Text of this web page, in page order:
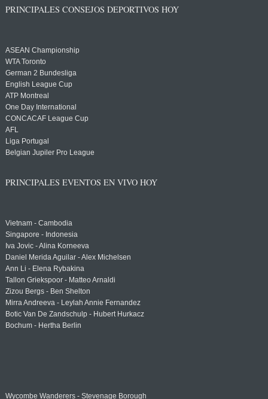
PRINCIPALES CONSEJOS DEPORTIVOS HOY
ASEAN Championship
WTA Toronto
German 2 Bundesliga
English League Cup
ATP Montreal
One Day International
CONCACAF League Cup
AFL
Liga Portugal
Belgian Jupiler Pro League
PRINCIPALES EVENTOS EN VIVO HOY
Vietnam - Cambodia
Singapore - Indonesia
Iva Jovic - Alina Korneeva
Daniel Merida Aguilar - Alex Michelsen
Ann Li - Elena Rybakina
Tallon Griekspoor - Matteo Arnaldi
Zizou Bergs - Ben Shelton
Mirra Andreeva - Leylah Annie Fernandez
Botic Van De Zandschulp - Hubert Hurkacz
Bochum - Hertha Berlin
Wycombe Wanderers - Stevenage Borough